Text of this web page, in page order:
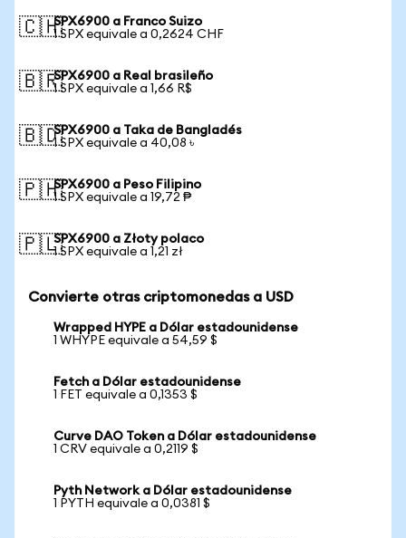
🇨🇭SPX6900 a Franco Suizo
1 SPX equivale a 0,2624 CHF
🇧🇷SPX6900 a Real brasileño
1 SPX equivale a 1,66 R$
🇧🇩SPX6900 a Taka de Bangladés
1 SPX equivale a 40,08 ৳
🇵🇭SPX6900 a Peso Filipino
1 SPX equivale a 19,72 ₱
🇵🇱SPX6900 a Złoty polaco
1 SPX equivale a 1,21 zł
Convierte otras criptomonedas a USD
Wrapped HYPE a Dólar estadounidense
1 WHYPE equivale a 54,59 $
Fetch a Dólar estadounidense
1 FET equivale a 0,1353 $
Curve DAO Token a Dólar estadounidense
1 CRV equivale a 0,2119 $
Pyth Network a Dólar estadounidense
1 PYTH equivale a 0,0381 $